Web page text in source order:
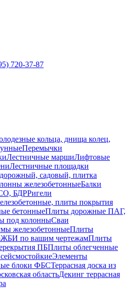
720-37-87
кольца, днища колец,
Перемычки
Лестничные маршиЛифтовые
Лестничные площадки
садовый, плитка
железобетонныеБалки
БДРРигели
плиты покрытия
бетонныеПлиты дорожные ПАГ,
под колонныСваи
железобетонныеПлиты
ЖБИ по вашим чертежамПлиты
ПБПлиты облегченные
Элементы
блоки ФБСТеррасная доска из
областьДекинг террасная